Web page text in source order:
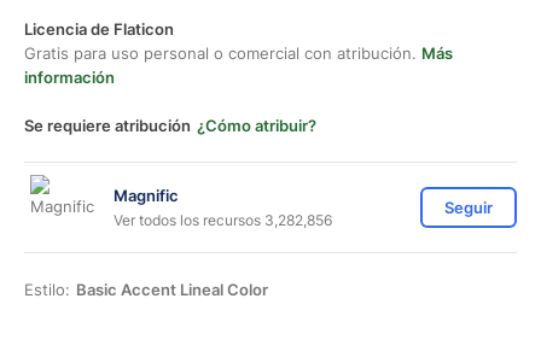
Licencia de Flaticon
Gratis para uso personal o comercial con atribución. Más
información
Se requiere atribución ¿Cómo atribuir?
Magnific
Ver todos los recursos 3,282,856
Seguir
Estilo: Basic Accent Lineal Color